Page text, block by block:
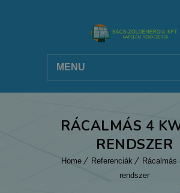
MENU
RÁCALMÁS 4
RENDSZER
Home Referenciák
Rácalmás
rendszer